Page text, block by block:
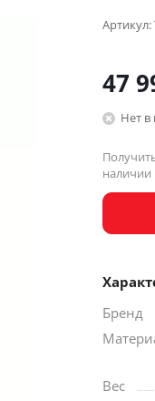
Артикул:
47
Нет в
наличии
Бренд
Вес